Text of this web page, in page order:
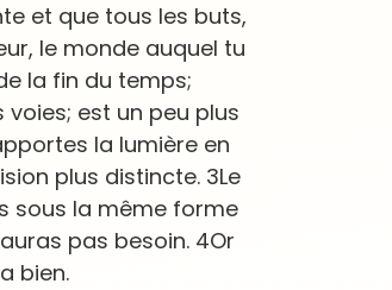
et que tous les buts,
le monde auquel tu
la fin du temps;
est un peu plus
la lumière en
plus distincte. 3Le
sous la même forme
pas besoin. 4Or
bien.